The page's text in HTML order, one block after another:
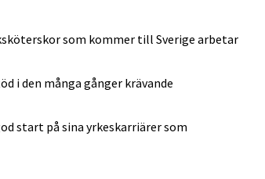
som kommer till Sverige arbetar
i den många gånger krävande
start på sina yrkeskarriärer som